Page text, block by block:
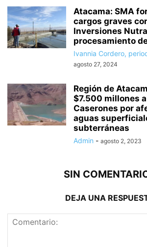
Atacama: SMA
cargos graves
Inversiones
procesamiento
Ivannia Cordero,
agosto 27, 2024
Región de
$7.500 millones
Caserones por
aguas
subterráneas
Admin - agosto 2, 2023
SIN
DEJA UNA